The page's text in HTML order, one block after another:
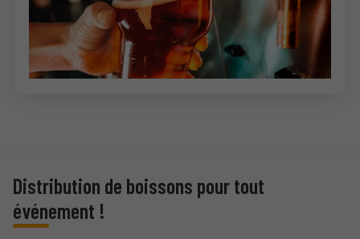
Distribution de boissons pour tout
événement !